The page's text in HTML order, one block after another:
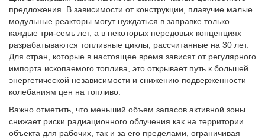
предложения. В зависимости от конструкции, плавучие малые
модульные реакторы могут нуждаться в заправке только
каждые три-семь лет, а в некоторых передовых концепциях
разрабатываются топливные циклы, рассчитанные на 30 лет.
Для стран, которые в настоящее время зависят от регулярного
импорта ископаемого топлива, это открывает путь к большей
энергетической независимости и снижению подверженности
колебаниям цен на топливо.
Важно отметить, что меньший объем запасов активной зоны
снижает риски радиационного облучения как на территории
объекта для рабочих, так и за его пределами, ограничивая